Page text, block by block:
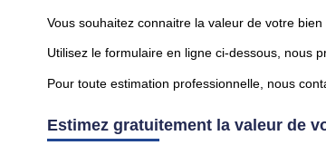
Vous souhaitez connaitre la valeur de votre
Utilisez le formulaire en ligne ci-dessous, nous
Pour toute estimation professionnelle, nous
Estimez gratuitement la valeur de